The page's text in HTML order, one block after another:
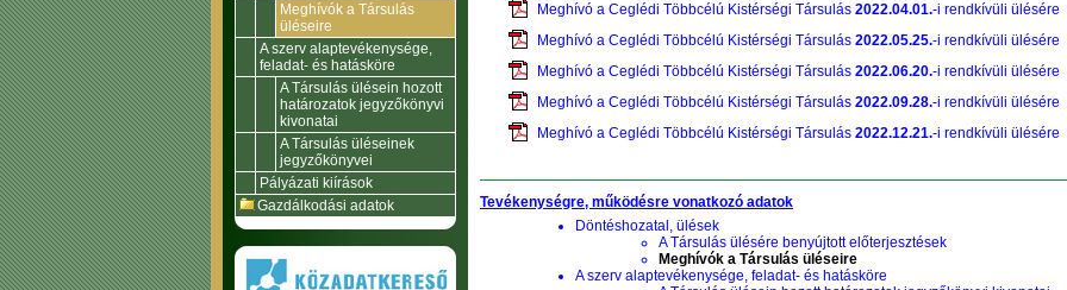
Meghívók a Társulás
üléseire
A szerv alaptevékenysége,
feladat- és hatásköre
A Társulás ülésein hozott
határozatok jegyzőkönyvi
kivonatai
A Társulás üléseinek
jegyzőkönyvei
Pályázati kiírások
Gazdálkodási adatok
Meghívó a Ceglédi Többcélú Kistérségi Társulás 2022.04.01.-i rendkívüli ülésére
Meghívó a Ceglédi Többcélú Kistérségi Társulás 2022.05.25.-i rendkívüli ülésére
Meghívó a Ceglédi Többcélú Kistérségi Társulás 2022.06.20.-i rendkívüli ülésére
Meghívó a Ceglédi Többcélú Kistérségi Társulás 2022.09.28.-i rendkívüli ülésére
Meghívó a Ceglédi Többcélú Kistérségi Társulás 2022.12.21.-i rendkívüli ülésére
Tevékenységre, működésre vonatkozó adatok
Döntéshozatal, ülések
A Társulás ülésére benyújtott előterjesztések
Meghívók a Társulás üléseire
A szerv alaptevékenysége, feladat- és hatásköre